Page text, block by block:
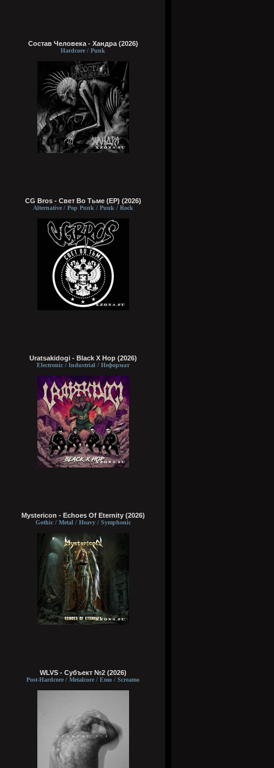
Состав Человека - Хандра (2026)
Hardcore / Punk
CG Bros - Свет Во Тьме (EP) (2026)
Alternative / Pop Punk / Punk / Rock
Uratsakidogi - Black X Hop (2026)
Electronic / Industrial / Неформат
Mystericon - Echoes Of Eternity (2026)
Gothic / Metal / Heavy / Symphonic
WLVS - Субъект №2 (2026)
Post-Hardcore / Metalcore / Emo / Screamo